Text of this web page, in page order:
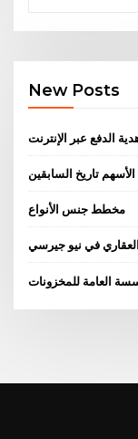
New Posts
الدفع عبر الإنترنت
تاريخ السابقين
مخطط جنس الأنواع
في نيو جيرسي
العامة للمخزونات